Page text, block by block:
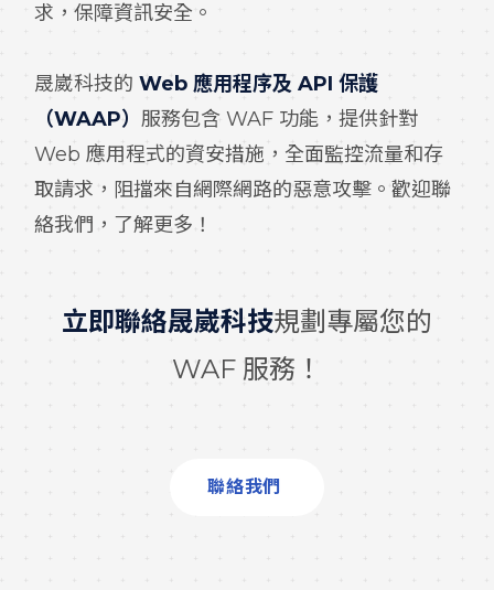
求，保障資訊安全。
晟崴科技的Web 應用程序及 API 保護
（WAAP）服務包含 WAF 功能，提供針對
Web 應用程式的資安措施，全面監控流量和存
取請求，阻擋來自網際網路的惡意攻擊。歡迎聯
絡我們，了解更多！
立即聯絡晟崴科技規劃專屬您的
WAF 服務！
聯絡我們